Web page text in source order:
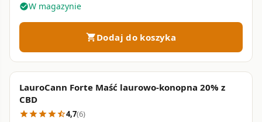
Zachowaj ostrożność. Aspiryna (kwas
acetylosalicylowy) i salicylan metylu należą do tej
samej rodziny salicylanów — jednoczesne stosowanie
kumulacji salicylanów w organizmie. Jeśli regularnie
przyjmujesz aspirynę lub inne NLPZ, skonsultuj się z
lekarzem lub farmaceutą.
check_circleW magazynie
shopping_cartDodaj do koszyka
LauroCann Forte Maść laurowo-konopna 20% z
CBD
starstarstarstarstar_half4,7(6)